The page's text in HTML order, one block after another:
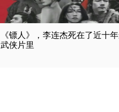
《镖人》，李连杰死在了近十
武侠片里